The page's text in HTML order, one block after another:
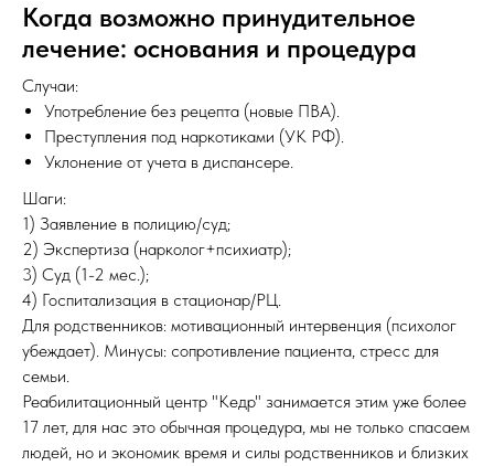
Когда возможно принудительное
лечение: основания и процедура
Случаи:
Употребление без рецепта (новые ПВА).
Преступления под наркотиками (УК РФ).
Уклонение от учета в диспансере.
Шаги:
1) Заявление в полицию/суд;
2) Экспертиза (нарколог+психиатр);
3) Суд (1-2 мес.);
4) Госпитализация в стационар/РЦ.
Для родственников: мотивационный интервенция (психолог
убеждает). Минусы: сопротивление пациента, стресс для
семьи.
Реабилитационный центр "Кедр" занимается этим уже более
17 лет, для нас это обычная процедура, мы не только спасаем
людей, но и экономик время и силы родственников и близких